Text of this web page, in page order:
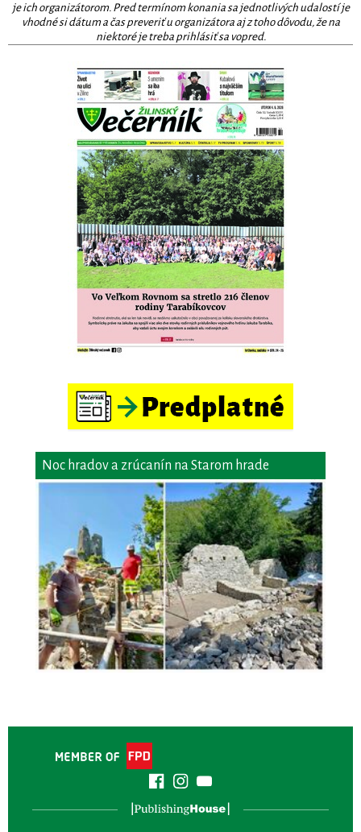
je ich organizátorom. Pred termínom konania sa jednotlivých udalostí je
vhodné si dátum a čas preveriť u organizátora aj z toho dôvodu, že na
niektoré je treba prihlásiť sa vopred.
Noc hradov a zrúcanín na Starom hrade